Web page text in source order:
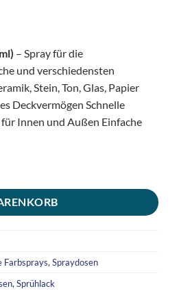
– Spray für die
und verschiedensten
Stein, Ton, Glas, Papier
Deckvermögen Schnelle
Innen und Außen Einfache
Menge
Farbsprays, Spraydosen
, Sprühlack